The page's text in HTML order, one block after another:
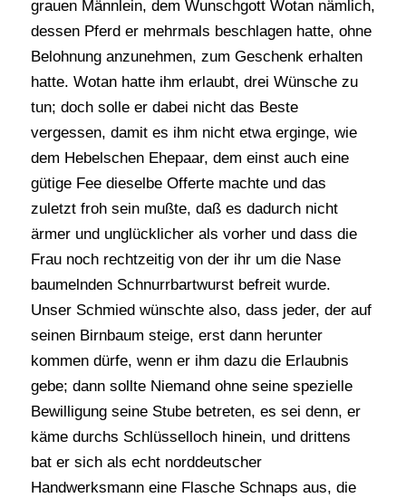
grauen Männlein, dem Wunschgott Wotan nämlich,
dessen Pferd er mehrmals beschlagen hatte, ohne
Belohnung anzunehmen, zum Geschenk erhalten
hatte. Wotan hatte ihm erlaubt, drei Wünsche zu
tun; doch solle er dabei nicht das Beste
vergessen, damit es ihm nicht etwa erginge, wie
dem Hebelschen Ehepaar, dem einst auch eine
gütige Fee dieselbe Offerte machte und das
zuletzt froh sein mußte, daß es dadurch nicht
ärmer und unglücklicher als vorher und dass die
Frau noch rechtzeitig von der ihr um die Nase
baumelnden Schnurrbartwurst befreit wurde.
Unser Schmied wünschte also, dass jeder, der auf
seinen Birnbaum steige, erst dann herunter
kommen dürfe, wenn er ihm dazu die Erlaubnis
gebe; dann sollte Niemand ohne seine spezielle
Bewilligung seine Stube betreten, es sei denn, er
käme durchs Schlüsselloch hinein, und drittens
bat er sich als echt norddeutscher
Handwerksmann eine Flasche Schnaps aus, die